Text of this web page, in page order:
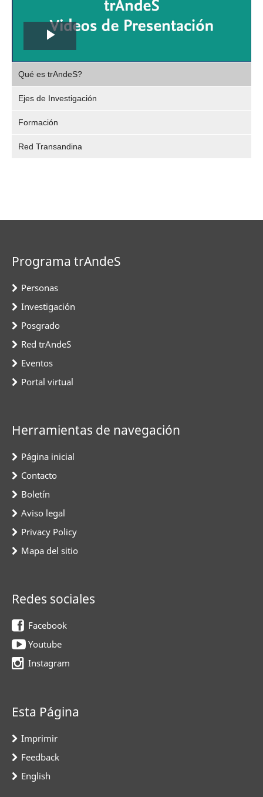
Play
Video
Qué es trAndeS?
Ejes de Investigación
Formación
Red Transandina
Programa trAndeS
Personas
Investigación
Posgrado
Red trAndeS
Eventos
Portal virtual
Herramientas de navegación
Página inicial
Contacto
Boletín
Aviso legal
Privacy Policy
Mapa del sitio
Redes sociales
Facebook
Youtube
Instagram
Esta Página
Imprimir
Feedback
English